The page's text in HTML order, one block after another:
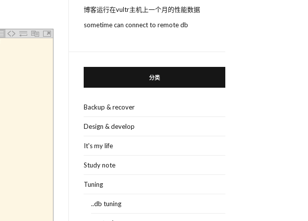
博客运行在vultr主机上一个月的性能数据
sometime can connect to remote db
分类
Backup & recover
Design & develop
It's my life
Study note
Tuning
..db tuning